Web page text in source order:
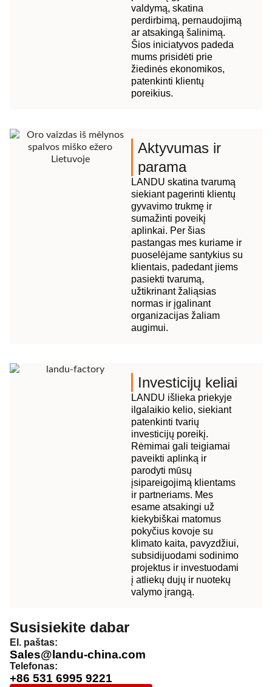
valdymą, skatina
perdirbimą, pernaudojimą
ar atsakingą šalinimą.
Šios iniciatyvos padeda
mums prisidėti prie
žiedinės ekonomikos,
patenkinti klientų
poreikius.
Aktyvumas ir
parama
LANDU skatina tvarumą
siekiant pagerinti klientų
gyvavimo trukmę ir
sumažinti poveikį
aplinkai. Per šias
pastangas mes kuriame ir
puoselėjame santykius su
klientais, padedant jiems
pasiekti tvarumą,
užtikrinant žaliąsias
normas ir įgalinant
organizacijas žaliam
augimui.
Investicijų keliai
LANDU išlieka priekyje
ilgalaikio kelio, siekiant
patenkinti tvarių
investicijų poreikį.
Rėmimai gali teigiamai
paveikti aplinką ir
parodyti mūsų
įsipareigojimą klientams
ir partneriams. Mes
esame atsakingi už
kiekybiškai matomus
pokyčius kovoje su
klimato kaita, pavyzdžiui,
subsidijuodami sodinimo
projektus ir investuodami
į atliekų dujų ir nuotekų
valymo įrangą.
Susisiekite dabar
El. paštas:
Sales@landu-china.com
Telefonas:
+86 531 6995 9221